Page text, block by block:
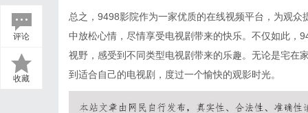
评论
收藏
总之，9498影院作为一家优质的在线视频平台，为观
中放松心情，尽情享受电视剧带来的快乐。不仅如此，
视野，感受到不同类型电视剧带来的乐趣。无论是宅在
到适合自己的电视剧，度过一个愉快的观影时光。